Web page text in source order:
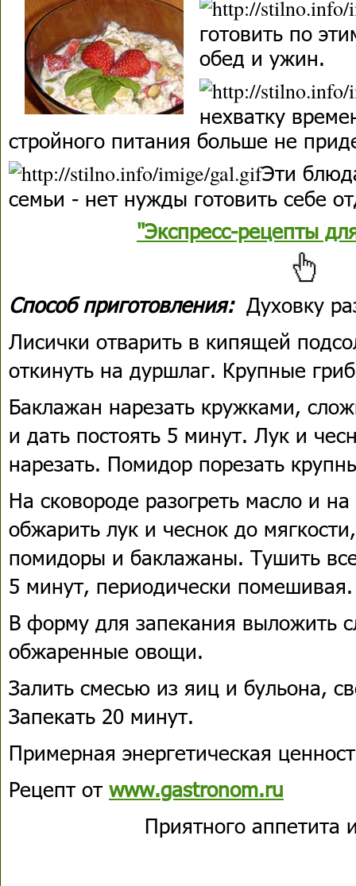
готовить по
обед и ужин.
нехватку
стройного питания больше не
Эти
семьи - нет нужды готовить себе
"Экспресс-рецепты
Способ приготовления: Духовку
Лисички отварить в кипящей
откинуть на дуршлаг. Крупные
Баклажан нарезать кружками,
и дать постоять 5 минут. Лук и
нарезать. Помидор порезать
На сковороде разогреть масло и
обжарить лук и чеснок до
помидоры и баклажаны. Тушить
5 минут, периодически помешивая.
В форму для запекания выложить
обжаренные овощи.
Залить смесью из яиц и бульона,
Запекать 20 минут.
Примерная энергетическая
Рецепт от www.gastronom.ru
Приятного аппетита